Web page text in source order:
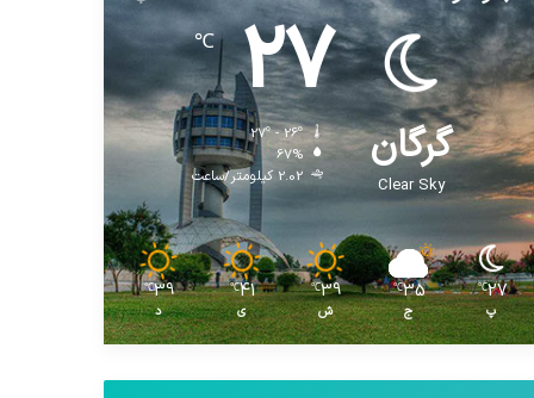
گرگان
Clear Sky
27
℃
27º - 26º
67%
2.02 کیلومتر/ساعت
27
℃
پ
35
℃
ج
39
℃
ش
41
℃
ی
39
℃
د